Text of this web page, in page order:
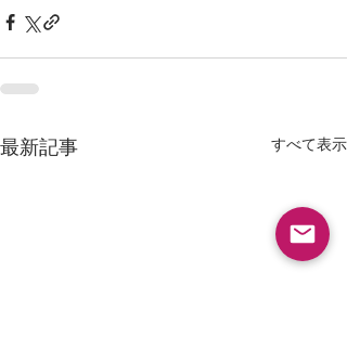
最新記事 すべて表示